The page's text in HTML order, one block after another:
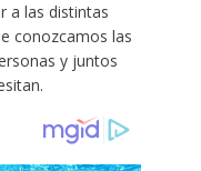
a las distintas
conozcamos las
y juntos